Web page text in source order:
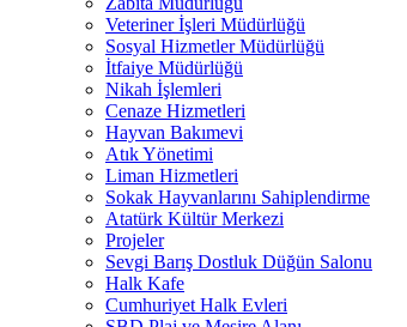
Veteriner İşleri Müdürlüğü
Sosyal Hizmetler Müdürlüğü
İtfaiye Müdürlüğü
Nikah İşlemleri
Cenaze Hizmetleri
Hayvan Bakımevi
Atık Yönetimi
Liman Hizmetleri
Sokak Hayvanlarını Sahiplendirme
Atatürk Kültür Merkezi
Projeler
Sevgi Barış Dostluk Düğün Salonu
Halk Kafe
Cumhuriyet Halk Evleri